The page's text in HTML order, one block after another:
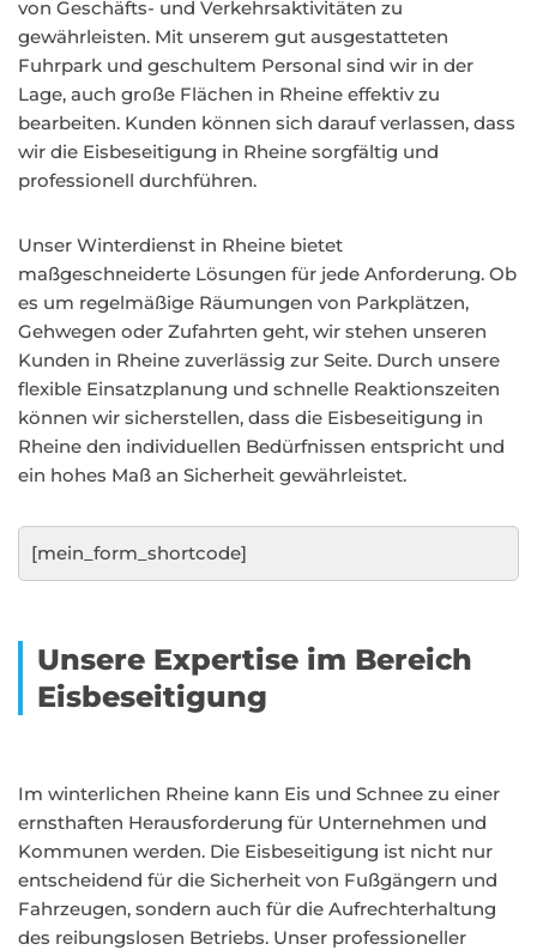
von Geschäfts- und Verkehrsaktivitäten zu
gewährleisten. Mit unserem gut ausgestatteten
Fuhrpark und geschultem Personal sind wir in der
Lage, auch große Flächen in Rheine effektiv zu
bearbeiten. Kunden können sich darauf verlassen, dass
wir die Eisbeseitigung in Rheine sorgfältig und
professionell durchführen.
Unser Winterdienst in Rheine bietet
maßgeschneiderte Lösungen für jede Anforderung. Ob
es um regelmäßige Räumungen von Parkplätzen,
Gehwegen oder Zufahrten geht, wir stehen unseren
Kunden in Rheine zuverlässig zur Seite. Durch unsere
flexible Einsatzplanung und schnelle Reaktionszeiten
können wir sicherstellen, dass die Eisbeseitigung in
Rheine den individuellen Bedürfnissen entspricht und
ein hohes Maß an Sicherheit gewährleistet.
[mein_form_shortcode]
Unsere Expertise im Bereich
Eisbeseitigung
Im winterlichen Rheine kann Eis und Schnee zu einer
ernsthaften Herausforderung für Unternehmen und
Kommunen werden. Die Eisbeseitigung ist nicht nur
entscheidend für die Sicherheit von Fußgängern und
Fahrzeugen, sondern auch für die Aufrechterhaltung
des reibungslosen Betriebs. Unser professioneller